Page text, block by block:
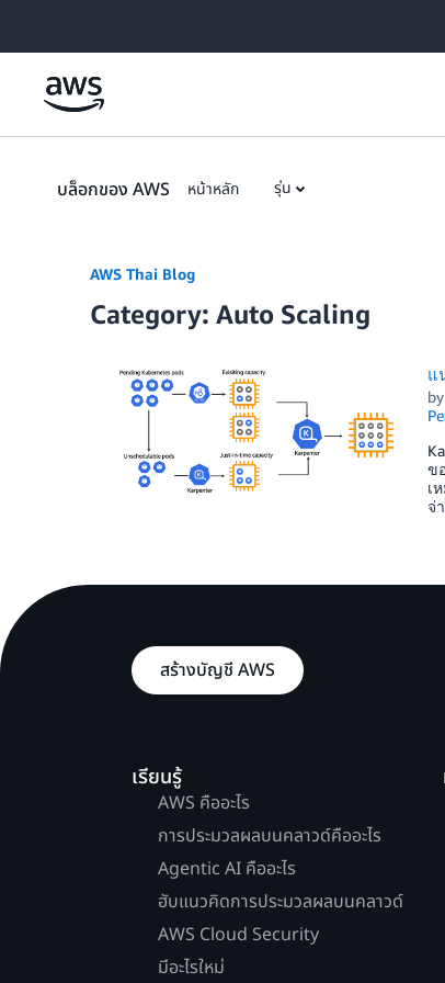
บล็อกของ AWS หน้าหลัก รุ่น
AWS Thai Blog
Category: Auto Scaling
แ
by
ข
เ
จ่
สร้างบัญชี AWS
เรียนรู้
AWS คืออะไร
การประมวลผลบนคลาวด์คืออะไร
Agentic AI คืออะไร
ฮับแนวคิดการประมวลผลบนคลาวด์
AWS Cloud Security
มีอะไรใหม่